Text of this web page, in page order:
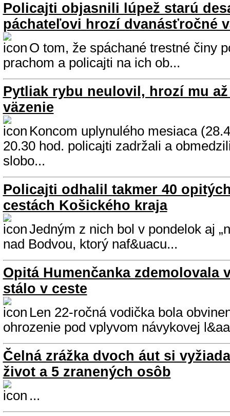
Policajti objasnili lúpež starú
páchateľovi hrozí dvanásťročné
O tom, že spáchané trestné činy
prachom a policajti na ich ob...
Pytliak rybu neulovil, hrozí mu
väzenie
Koncom uplynulého mesiaca
20.30 hod. policajti zadržali a
slobo...
Policajti odhalil takmer 40
cestách Košického kraja
Jedným z nich bol v pondelok aj
nad Bodvou, ktorý naf&uacu...
Opitá Humenčanka zdemolovala
stálo v ceste
Len 22-ročná vodička bola
ohrozenie pod vplyvom návykovej
Čelná zrážka dvoch áut si
život a 5 zranených osôb
...